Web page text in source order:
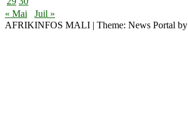
« Mai
Juil »
AFRIKINFOS MALI | Theme: News Portal by